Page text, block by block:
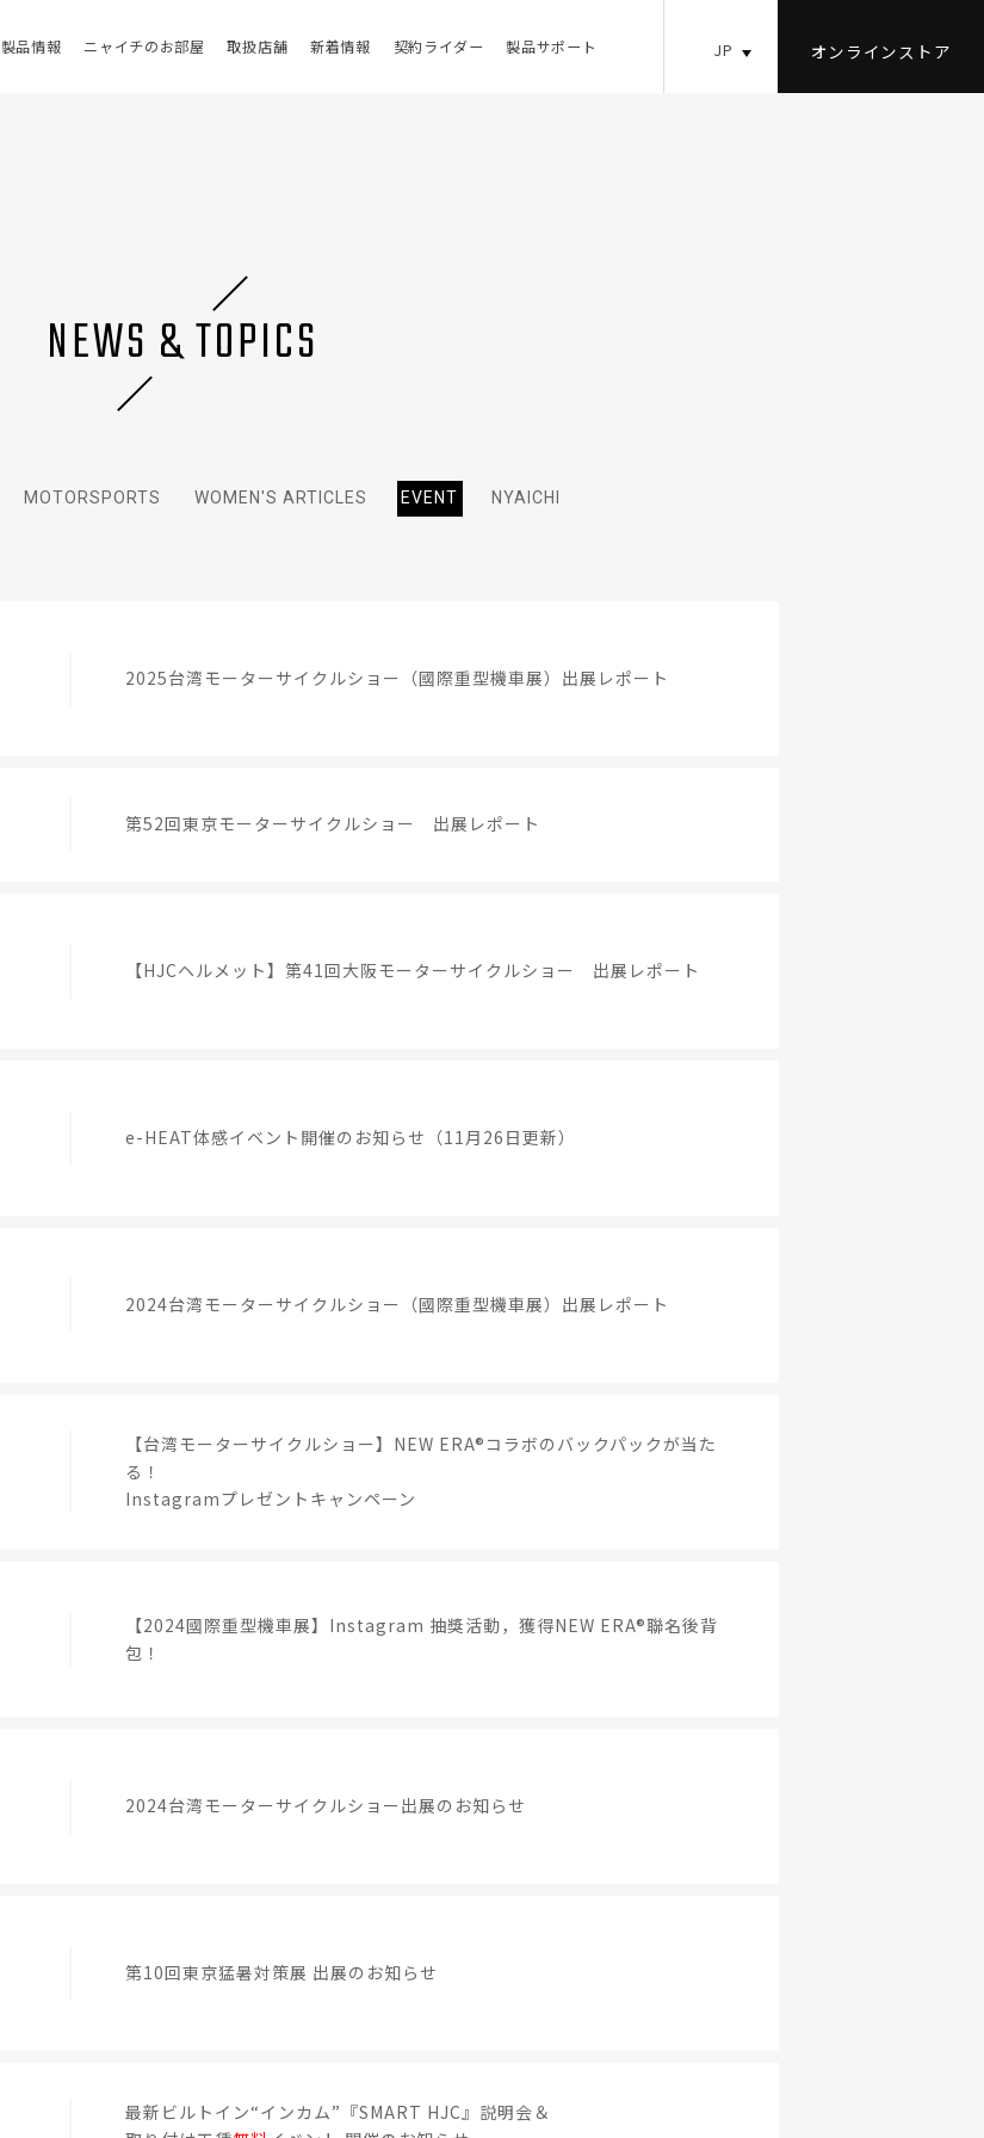
JP
製品情報 ニャイチのお部屋 取扱店舗 新着情報 契約ライダー 製品サポート オンラインストア
NEWS & TOPICS
MOTORSPORTS WOMEN'S ARTICLES EVENT NYAICHI
2025台湾モーターサイクルショー（國際重型機車展）出展レポート
第52回東京モーターサイクルショー 出展レポート
【HJCヘルメット】第41回大阪モーターサイクルショー 出展レポート
e-HEAT体感イベント開催のお知らせ（11月26日更新）
2024台湾モーターサイクルショー（國際重型機車展）出展レポート
【台湾モーターサイクルショー】NEW ERA®コラボのバックパックが当た
る！
Instagramプレゼントキャンペーン
【2024國際重型機車展】Instagram 抽獎活動，獲得NEW ERA®聯名後背
包！
2024台湾モーターサイクルショー出展のお知らせ
第10回東京猛暑対策展 出展のお知らせ
最新ビルトイン“インカム”『SMART HJC』説明会＆